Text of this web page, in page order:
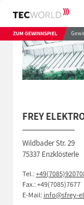
ZUM GEWINNSPIEL
FREY
Wildbader Str. 29
75337 Enzklösterle
Tel.:
Fax.: +49(7085)7677
E-Mail: info@sfrey-